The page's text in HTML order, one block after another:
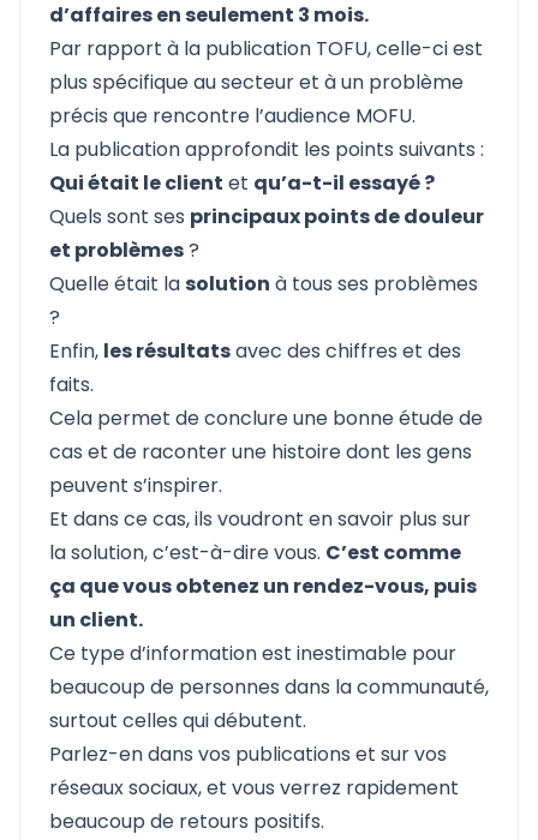
d’affaires en seulement 3 mois.
Par rapport à la publication TOFU, celle-ci est
plus spécifique au secteur et à un problème
précis que rencontre l’audience MOFU.
La publication approfondit les points suivants :
Qui était le client et qu’a-t-il essayé ?
Quels sont ses principaux points de douleur
et problèmes?
Quelle était lasolution à tous ses problèmes
?
Enfin, les résultatsavec des chiffres et des
faits.
Cela permet de conclure une bonne étude de
cas et de raconter une histoire dont les gens
peuvent s’inspirer.
Et dans ce cas, ils voudront en savoir plus sur
la solution, c’est-à-dire vous. C’est comme
ça que vous obtenez un rendez-vous, puis
un client.
Ce type d’information est inestimable pour
beaucoup de personnes dans la communauté,
surtout celles qui débutent.
Parlez-en dans vos publications et sur vos
réseaux sociaux, et vous verrez rapidement
beaucoup de retours positifs.